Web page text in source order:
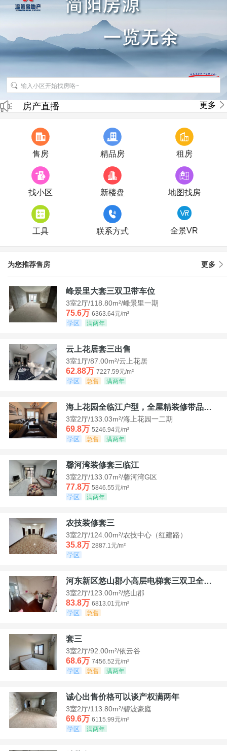
招聘房产销售经纪人
房产直播 更多
售房 精品房 租房
找小区 新楼盘 地图找房
工具 联系方式 全景VR
为您推荐售房 更多
峰景里大套三双卫带车位
3室2厅/118.80m²/峰景里一期
75.6万 6363.64元/m²
学区
满两年
云上花居套三出售
3室1厅/87.00m²/云上花居
62.88万 7227.59元/m²
学区
急售 满两年
海上花园全临江户型，全屋精装修带品牌家具家电，诚意出售！
3室2厅/133.03m²/海上花园一二期
69.8万 5246.94元/m²
学区
急售 满两年
馨河湾装修套三临江
3室2厅/133.07m²/馨河湾G区
77.8万 5846.55元/m²
学区
满两年
农技装修套三
3室2厅/124.00m²/农技中心（红建路）
35.8万 2887.1元/m²
学区
河东新区悠山郡小高层电梯套三双卫全装带家具家电
3室2厅/123.00m²/悠山郡
83.8万 6813.01元/m²
学区
急售
套三
3室2厅/92.00m²/依云谷
68.6万 7456.52元/m²
学区
急售 满两年
诚心出售价格可以谈产权满两年
3室2厅/113.80m²/碧波豪庭
69.6万 6115.99元/m²
学区
满两年